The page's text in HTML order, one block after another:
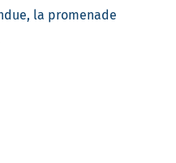
la promenade